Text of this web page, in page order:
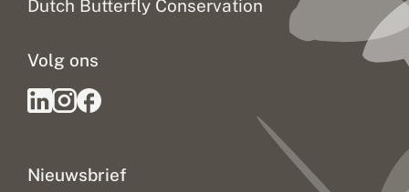
Dutch Butterfly Conservation
Nieuwsbrief
Volg ons